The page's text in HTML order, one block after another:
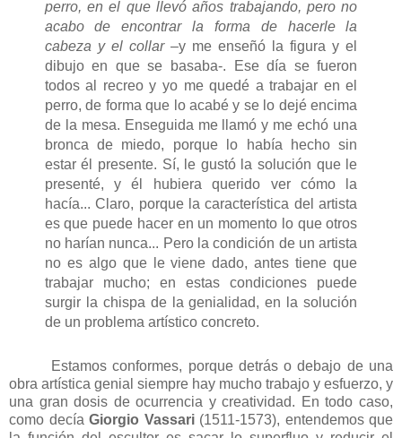
perro, en el que llevó años trabajando, pero no
acabo de encontrar la forma de hacerle la
cabeza y el collar–y me enseñó la figura y el
dibujo en que se basaba-. Ese día se fueron
todos al recreo y yo me quedé a trabajar en el
perro, de forma que lo acabé y se lo dejé encima
de la mesa. Enseguida me llamó y me echó una
bronca de miedo, porque lo había hecho sin
estar él presente. Sí, le gustó la solución que le
presenté, y él hubiera querido ver cómo la
hacía... Claro, porque la característica del artista
es que puede hacer en un momento lo que otros
no harían nunca... Pero la condición de un artista
no es algo que le viene dado, antes tiene que
trabajar mucho; en estas condiciones puede
surgir la chispa de la genialidad, en la solución
de un problema artístico concreto.
Estamos conformes, porque detrás o debajo de una
obra artística genial siempre hay mucho trabajo y esfuerzo, y
una gran dosis de ocurrencia y creatividad. En todo caso,
como decía Giorgio Vassari(1511-1573), entendemos que